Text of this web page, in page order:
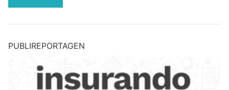
PUBLIREPORTAGEN